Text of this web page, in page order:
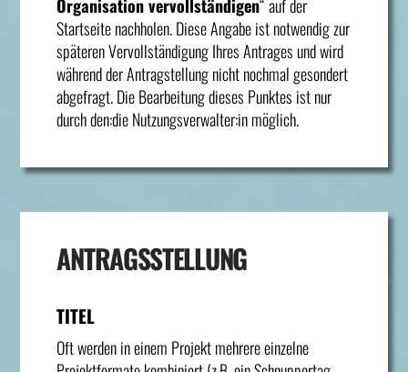
Organisation vervollständigen“ auf der
Startseite nachholen. Diese Angabe ist notwendig zur
späteren Vervollständigung Ihres Antrages und wird
während der Antragstellung nicht nochmal gesondert
abgefragt. Die Bearbeitung dieses Punktes ist nur
durch den:die Nutzungsverwalter:in möglich.
ANTRAGSSTELLUNG
TITEL
Oft werden in einem Projekt mehrere einzelne